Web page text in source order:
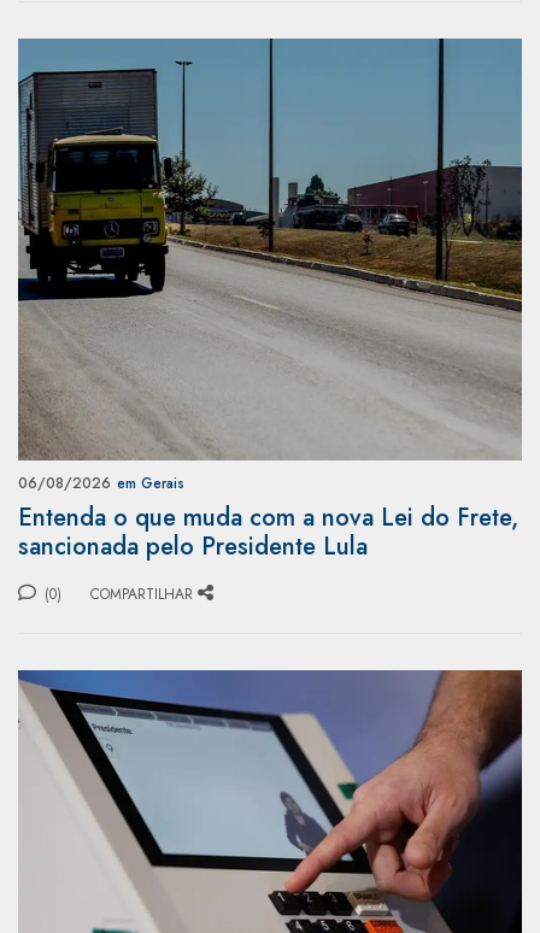
06/08/2026 em Gerais
Entenda o que muda com a nova Lei do Frete,
sancionada pelo Presidente Lula
(0) COMPARTILHAR